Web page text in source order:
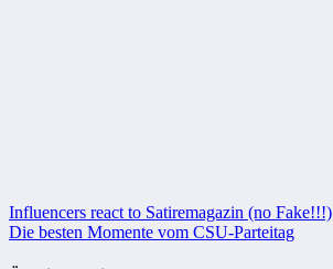
Beitragsnavigation
Influencers react to Satiremagazin (no Fake!!!)
Die besten Momente vom CSU-Parteitag